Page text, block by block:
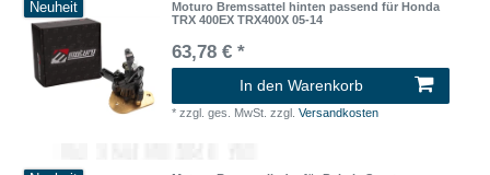
Neuheit
Moturo Bremssattel hinten passend für Honda
TRX 400EX TRX400X 05-14
63,78 € *
In den Warenkorb
*zzgl. ges. MwSt. zzgl.Versandkosten